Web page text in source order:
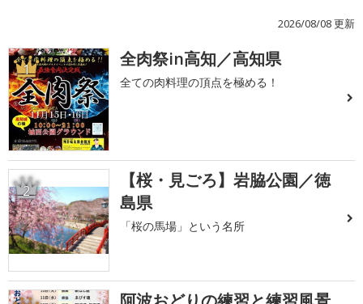
2026/08/08 更新
1 全肉祭in高知／高知県
全ての肉料理の頂点を極める！
2
【桜・見ごろ】岩脇公園／徳
島県
「桜の馬場」という名所